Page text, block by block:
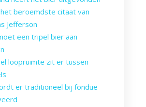
beroemdste citaat van
Jefferson
een tripel bier aan
loopruimte zit er tussen
er traditioneel bij fondue